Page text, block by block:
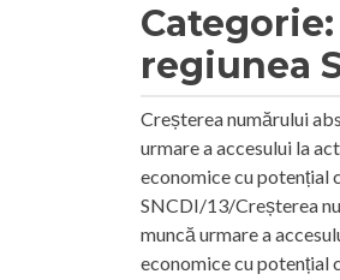
Categorie:
regiunea
Creșterea numărului
urmare a accesului la
economice cu
SNCDI/13/Creșterea
muncă urmare a
economice cu